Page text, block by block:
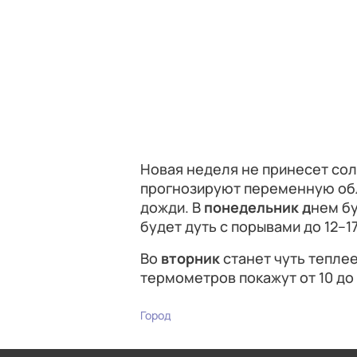
Новая неделя не принесет
прогнозируют переменную
дожди. В понедельник днем
будет дуть с порывами до
Во вторникстанет чуть
термометров покажут от 10
Город